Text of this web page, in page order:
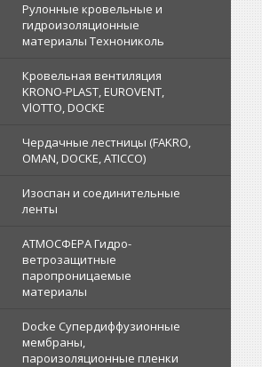
Рулонные кровельные и
гидроизоляционные
материалы Технониколь
Кровельная вентиляция
KRONO-PLAST, EUROVENT,
VlOTTO, DOCKE
Чердачные лестницы (FAKRO,
OMAN, DOCKE, ATICCO)
Изоспан и соединительные
ленты
АТМОСФЕРА Гидро-
ветрозащитные
паропроницаемые
материалы
Docke Супердиффузионные
мембраны,
пароизоляционные пленки